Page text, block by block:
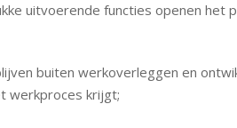
uitvoerende functies openen het
buiten werkoverleggen en
werkproces krijgt;